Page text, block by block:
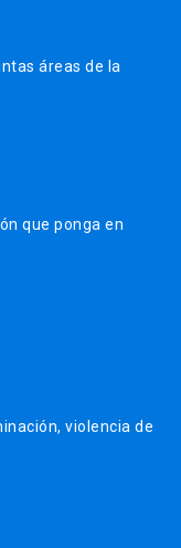
áreas de la
que ponga en
violencia de